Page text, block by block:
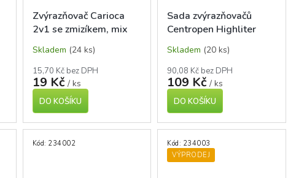
Zvýrazňovač Carioca
2v1 se zmizíkem, mix
barev
Skladem (24 ks)
15,70 Kč bez DPH
19 Kč / ks
DO KOŠÍKU
Sada zvýrazňovačů
Centropen Highliter
Flexi 8542/4, 4barvy,
pružný hrot
Skladem (20 ks)
90,08 Kč bez DPH
109 Kč / ks
DO KOŠÍKU
Kód: 234002
VÝPRODEJ
Kód: 234003